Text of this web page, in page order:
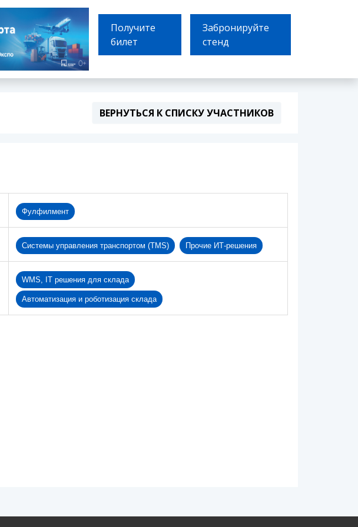
Получите
билет
Забронируйте
стенд
ВЕРНУТЬСЯ К СПИСКУ УЧАСТНИКОВ
Фулфилмент
Системы управления транспортом (TMS) Прочие ИТ-решения
WMS, IT решения для склада
Автоматизация и роботизация склада